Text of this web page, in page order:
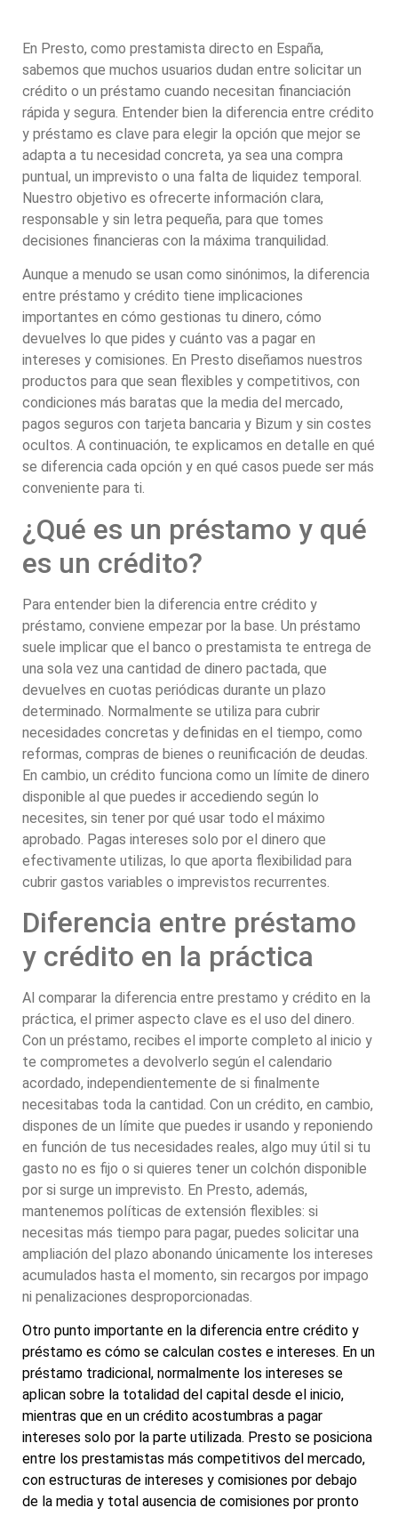
En Presto, como prestamista directo en España,
sabemos que muchos usuarios dudan entre solicitar un
crédito o un préstamo cuando necesitan financiación
rápida y segura. Entender bien la diferencia entre crédito
y préstamo es clave para elegir la opción que mejor se
adapta a tu necesidad concreta, ya sea una compra
puntual, un imprevisto o una falta de liquidez temporal.
Nuestro objetivo es ofrecerte información clara,
responsable y sin letra pequeña, para que tomes
decisiones financieras con la máxima tranquilidad.
Aunque a menudo se usan como sinónimos, la diferencia
entre préstamo y crédito tiene implicaciones
importantes en cómo gestionas tu dinero, cómo
devuelves lo que pides y cuánto vas a pagar en
intereses y comisiones. En Presto diseñamos nuestros
productos para que sean flexibles y competitivos, con
condiciones más baratas que la media del mercado,
pagos seguros con tarjeta bancaria y Bizum y sin costes
ocultos. A continuación, te explicamos en detalle en qué
se diferencia cada opción y en qué casos puede ser más
conveniente para ti.
¿Qué es un préstamo y qué
es un crédito?
Para entender bien la diferencia entre crédito y
préstamo, conviene empezar por la base. Un préstamo
suele implicar que el banco o prestamista te entrega de
una sola vez una cantidad de dinero pactada, que
devuelves en cuotas periódicas durante un plazo
determinado. Normalmente se utiliza para cubrir
necesidades concretas y definidas en el tiempo, como
reformas, compras de bienes o reunificación de deudas.
En cambio, un crédito funciona como un límite de dinero
disponible al que puedes ir accediendo según lo
necesites, sin tener por qué usar todo el máximo
aprobado. Pagas intereses solo por el dinero que
efectivamente utilizas, lo que aporta flexibilidad para
cubrir gastos variables o imprevistos recurrentes.
Diferencia entre préstamo
y crédito en la práctica
Al comparar la diferencia entre prestamo y crédito en la
práctica, el primer aspecto clave es el uso del dinero.
Con un préstamo, recibes el importe completo al inicio y
te comprometes a devolverlo según el calendario
acordado, independientemente de si finalmente
necesitabas toda la cantidad. Con un crédito, en cambio,
dispones de un límite que puedes ir usando y reponiendo
en función de tus necesidades reales, algo muy útil si tu
gasto no es fijo o si quieres tener un colchón disponible
por si surge un imprevisto. En Presto, además,
mantenemos políticas de extensión flexibles: si
necesitas más tiempo para pagar, puedes solicitar una
ampliación del plazo abonando únicamente los intereses
acumulados hasta el momento, sin recargos por impago
ni penalizaciones desproporcionadas.
Otro punto importante en la diferencia entre crédito y
préstamo es cómo se calculan costes e intereses. En un
préstamo tradicional, normalmente los intereses se
aplican sobre la totalidad del capital desde el inicio,
mientras que en un crédito acostumbras a pagar
intereses solo por la parte utilizada. Presto se posiciona
entre los prestamistas más competitivos del mercado,
con estructuras de intereses y comisiones por debajo
de la media y total ausencia de comisiones por pronto